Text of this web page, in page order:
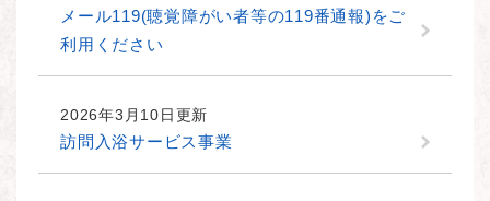
メール119(聴覚障がい者等の119番通報)をご
利用ください
2026年3月10日更新
訪問入浴サービス事業